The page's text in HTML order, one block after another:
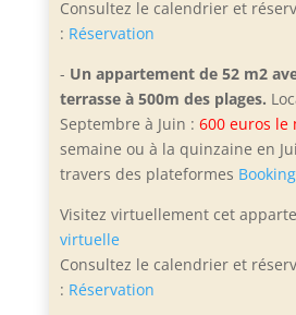
Consultez le calendrier et
: Réservation
- Un appartement de 52 m2
terrasse à 500m des plages.
Septembre à Juin : 600 euros le
semaine ou à la quinzaine en
travers des plateformes Booking
Visitez virtuellement cet
virtuelle
Consultez le calendrier et
: Réservation